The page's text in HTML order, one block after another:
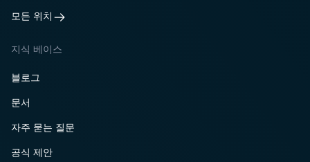
모든 위치
지식 베이스
블로그
문서
자주 묻는 질문
공식 제안